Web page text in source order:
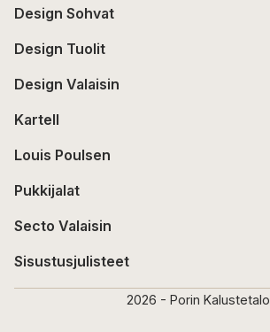
Design Sohvat
Design Tuolit
Design Valaisin
Kartell
Louis Poulsen
Pukkijalat
Secto Valaisin
Sisustusjulisteet
2026 - Porin Kalustetalo